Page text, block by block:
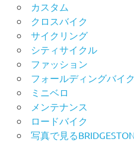
カスタム
クロスバイク
サイクリング
シティサイクル
ファッション
フォールディングバイク
ミニベロ
メンテナンス
ロードバイク
写真で見る